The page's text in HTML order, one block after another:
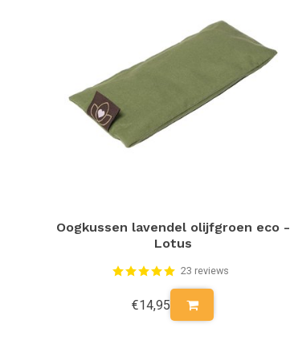
Oogkussen lavendel olijfgroen eco -
Lotus
23 reviews
€14,95